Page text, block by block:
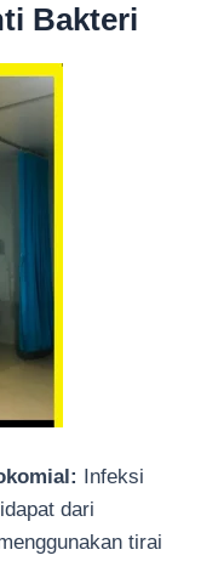
Bakteri
Infeksi
dari
tirai